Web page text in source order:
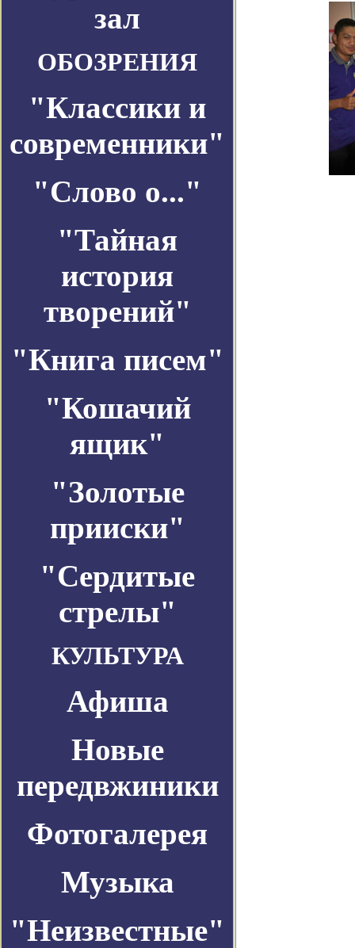
зал
ОБОЗРЕНИЯ
"Классики и
современники"
"Слово о..."
"Тайная
история
творений"
"Книга писем"
"Кошачий
ящик"
"Золотые
прииски"
"Сердитые
стрелы"
КУЛЬТУРА
Афиша
Новые
передвжиники
Фотогалерея
Музыка
"Неизвестные"